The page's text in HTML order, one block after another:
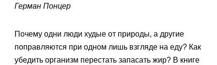
Герман Понцер
Почему одни люди худые от природы, а другие
поправляются при одном лишь взгляде на еду? Как
убедить организм перестать запасать жир? В книге